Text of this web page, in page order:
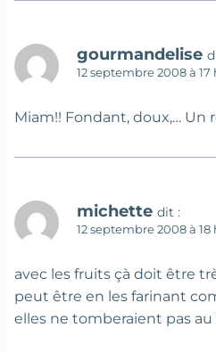
gourmandelise
12 septembre 2008 à 17
Miam!! Fondant, doux,… Un
michette dit :
12 septembre 2008 à 18
avec les fruits çà doit être
peut être en les farinant
elles ne tomberaient pas au